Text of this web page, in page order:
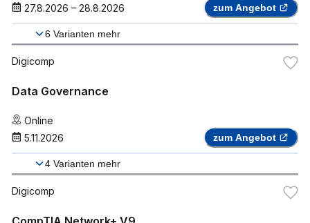
27.8.2026 – 28.8.2026 zum Angebot
6 Varianten mehr
Digicomp
Data Governance
Online
5.11.2026
zum Angebot
4 Varianten mehr
Digicomp